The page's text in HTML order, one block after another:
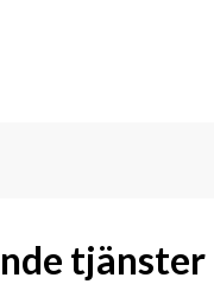
tjänster